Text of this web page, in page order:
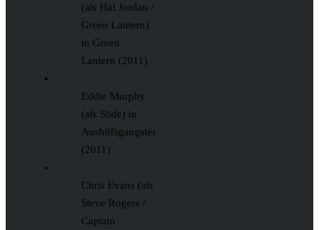
(als Hal Jordan /
Green Lantern)
in Green
Lantern (2011)
Eddie Murphy
(als Slide) in
Aushilfsgangster
(2011)
Chris Evans (als
Steve Rogers /
Captain